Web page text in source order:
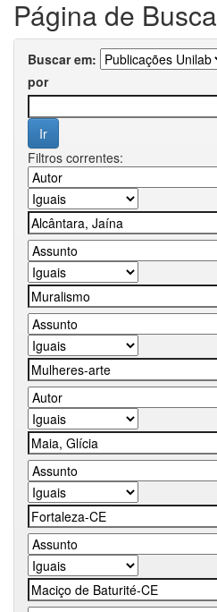
Página de Busca
Buscar em:
por
Filtros correntes: